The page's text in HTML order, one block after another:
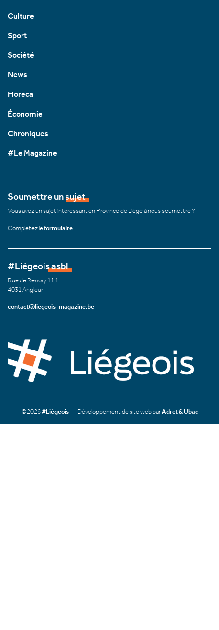
Culture
Sport
Société
News
Horeca
Économie
Chroniques
#Le Magazine
Soumettre un sujet
Vous avez un sujet intéressant en Province de Liège à nous soumettre ?
Complétez leformulaire
#Liégeois asbl
Rue de Renory 114
4031 Angleur
contact@liegeois-magazine.be
©2026#Liégeois— Développement de site web parAdret & Ubac